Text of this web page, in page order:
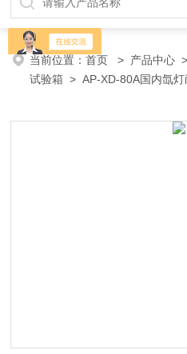
箱、各种振动试验台、拉力试验机
插拔力试验机、按健寿命试验机、
当前位置：首页 > 产品中心
试验箱 > AP-XD-80A国内氙灯